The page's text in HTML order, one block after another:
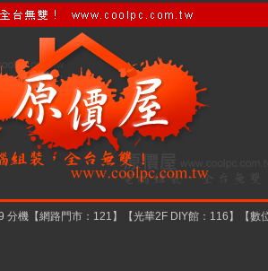
分機【網路門市：121】【光華2F DIY館：116】【